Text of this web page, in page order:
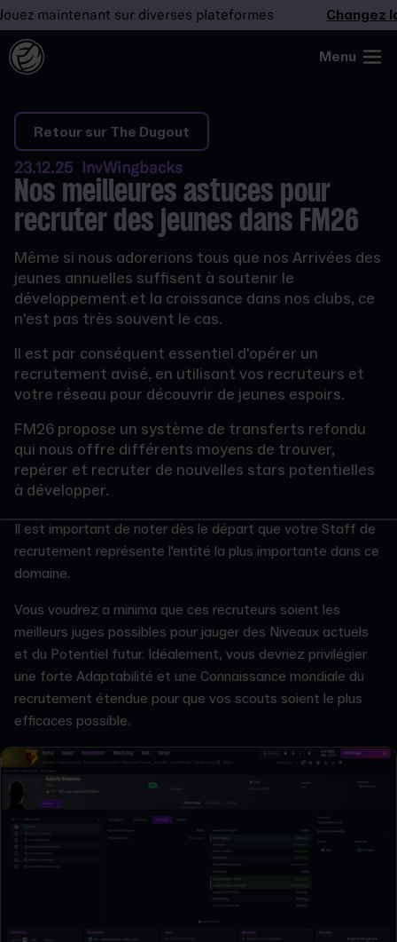
maintenant sur diverses plateformes Changez la
Menu
Retour sur The Dugout
23.12.25 InvWingbacks
Nos meilleures astuces pour
recruter des jeunes dans FM26
Même si nous adorerions tous que nos Arrivées des
jeunes annuelles suffisent à soutenir le
développement et la croissance dans nos clubs, ce
n'est pas très souvent le cas.
Il est par conséquent essentiel d'opérer un
recrutement avisé, en utilisant vos recruteurs et
votre réseau pour découvrir de jeunes espoirs.
FM26 propose un système de transferts refondu
qui nous offre différents moyens de trouver,
repérer et recruter de nouvelles stars potentielles
à développer.
Il est important de noter dès le départ que votre Staff de
recrutement représente l'entité la plus importante dans ce
domaine.
Vous voudrez a minima que ces recruteurs soient les
meilleurs juges possibles pour jauger des Niveaux actuels
et du Potentiel futur. Idéalement, vous devriez privilégier
une forte Adaptabilité et une Connaissance mondiale du
recrutement étendue pour que vos scouts soient le plus
efficaces possible.